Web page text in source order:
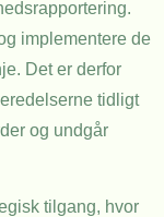
implementere de
Det er derfor
tidligt
og undgår
tilgang, hvor